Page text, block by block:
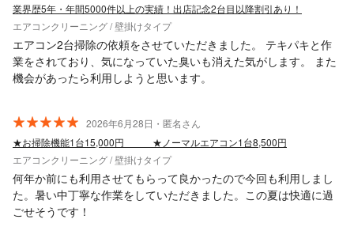
業界歴5年・年間5000件以上の実績！出店記念2台目以降割引あり！
エアコンクリーニング / 壁掛けタイプ
エアコン2台掃除の依頼をさせていただきました。 テキパキと作
業をされており、気になっていた臭いも消えた気がします。 また
機会があったら利用しようと思います。
2026年6月28日・匿名さん
★お掃除機能1台15,000円 ★ノーマルエアコン1台8,500円
エアコンクリーニング / 壁掛けタイプ
何年か前にも利用させてもらって良かったので今回も利用しまし
た。暑い中丁寧な作業をしていただきました。この夏は快適に過
ごせそうです！